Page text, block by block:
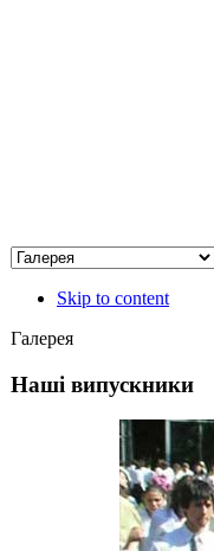
Skip to content
Галерея
Наші випускники